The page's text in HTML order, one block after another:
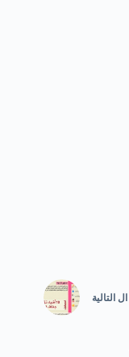
ال التالية